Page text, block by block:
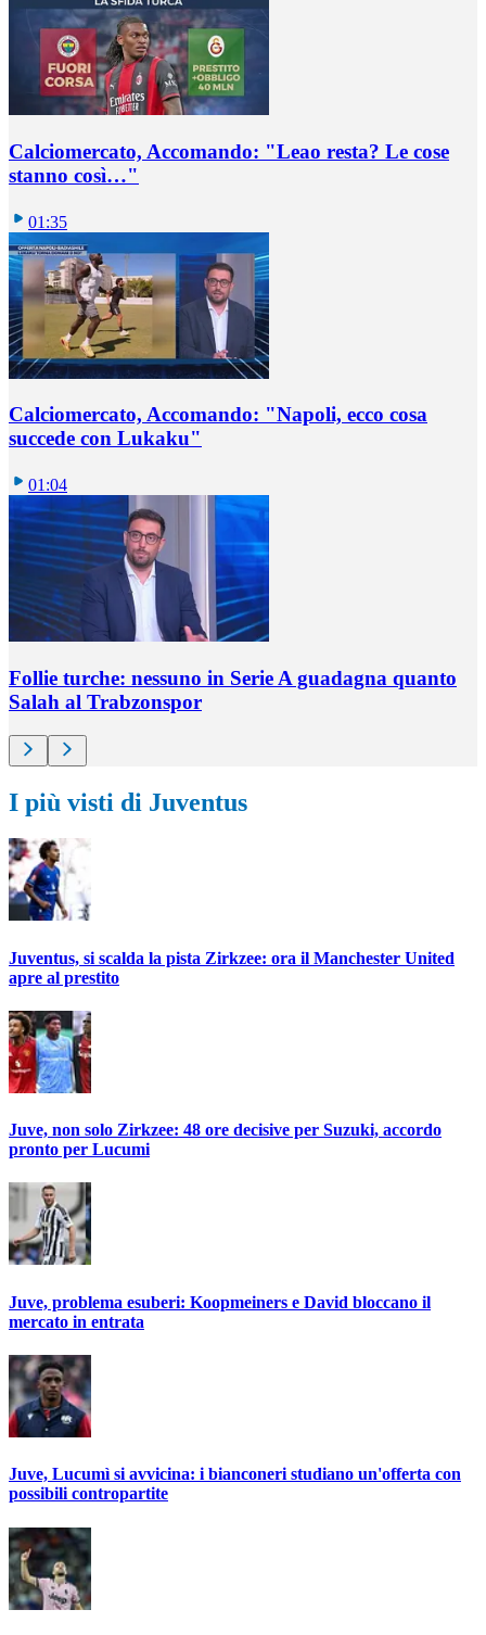
Calciomercato, Accomando: "Leao resta? Le cose
stanno così…"
01:35
Calciomercato, Accomando: "Napoli, ecco cosa
succede con Lukaku"
01:04
Follie turche: nessuno in Serie A guadagna quanto
Salah al Trabzonspor
I più visti di Juventus
Juventus, si scalda la pista Zirkzee: ora il Manchester United
apre al prestito
Juve, non solo Zirkzee: 48 ore decisive per Suzuki, accordo
pronto per Lucumi
Juve, problema esuberi: Koopmeiners e David bloccano il
mercato in entrata
Juve, Lucumì si avvicina: i bianconeri studiano un'offerta con
possibili contropartite